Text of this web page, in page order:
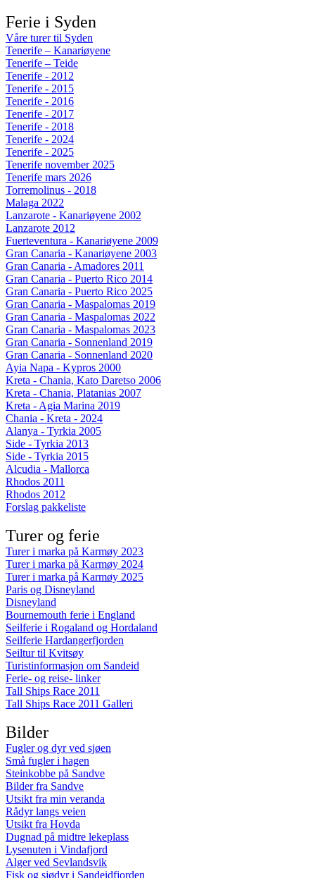
Ferie i Syden
Våre turer til Syden
Tenerife – Kanariøyene
Tenerife – Teide
Tenerife - 2012
Tenerife - 2015
Tenerife - 2016
Tenerife - 2017
Tenerife - 2018
Tenerife - 2024
Tenerife - 2025
Tenerife november 2025
Tenerife mars 2026
Torremolinus - 2018
Malaga 2022
Lanzarote - Kanariøyene 2002
Lanzarote 2012
Fuerteventura - Kanariøyene 2009
Gran Canaria - Kanariøyene 2003
Gran Canaria - Amadores 2011
Gran Canaria - Puerto Rico 2014
Gran Canaria - Puerto Rico 2025
Gran Canaria - Maspalomas 2019
Gran Canaria - Maspalomas 2022
Gran Canaria - Maspalomas 2023
Gran Canaria - Sonnenland 2019
Gran Canaria - Sonnenland 2020
Ayia Napa - Kypros 2000
Kreta - Chania, Kato Daretso 2006
Kreta - Chania, Platanias 2007
Kreta - Agia Marina 2019
Chania - Kreta - 2024
Alanya - Tyrkia 2005
Side - Tyrkia 2013
Side - Tyrkia 2015
Alcudia - Mallorca
Rhodos 2011
Rhodos 2012
Forslag pakkeliste
Turer og ferie
Turer i marka på Karmøy 2023
Turer i marka på Karmøy 2024
Turer i marka på Karmøy 2025
Paris og Disneyland
Disneyland
Bournemouth ferie i England
Seilferie i Rogaland og Hordaland
Seilferie Hardangerfjorden
Seiltur til Kvitsøy
Turistinformasjon om Sandeid
Ferie- og reise- linker
Tall Ships Race 2011
Tall Ships Race 2011 Galleri
Bilder
Fugler og dyr ved sjøen
Små fugler i hagen
Steinkobbe på Sandve
Bilder fra Sandve
Utsikt fra min veranda
Rådyr langs veien
Utsikt fra Hovda
Dugnad på midtre lekeplass
Lysenuten i Vindafjord
Alger ved Sevlandsvik
Fisk og sjødyr i Sandeidfjorden